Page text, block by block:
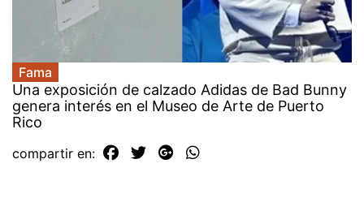
Fama
Una exposición de calzado Adidas de Bad Bunny
genera interés en el Museo de Arte de Puerto
Rico
compartir en: